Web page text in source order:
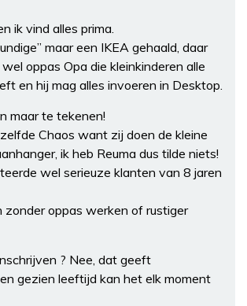
ik vind alles prima.
maar een IKEA gehaald, daar
oppas Opa die kleinkinderen alle
en hij mag alles invoeren in Desktop.
maar te tekenen!
Chaos want zij doen de kleine
ik heb Reuma dus tilde niets!
wel serieuze klanten van 8 jaren
zonder oppas werken of rustiger
? Nee, dat geeft
gezien leeftijd kan het elk moment